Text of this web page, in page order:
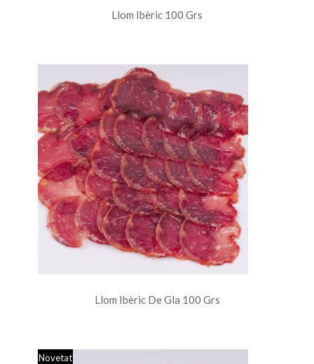
Llom Ibèric 100 Grs
Llom Ibèric De Gla 100 Grs
Novetat